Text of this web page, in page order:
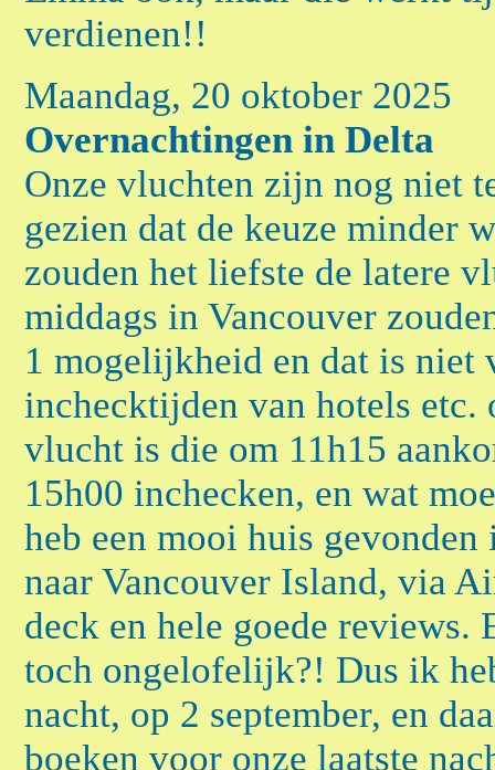
verdienen!!
Maandag, 20 oktober 2025
Overnachtingen in Delta
Onze vluchten zijn nog niet
gezien dat de keuze minder
zouden het liefste de latere
middags in Vancouver
1 mogelijkheid en dat is niet
inchecktijden van hotels etc.
vlucht is die om 11h15
15h00 inchecken, en wat
heb een mooi huis
naar Vancouver Island, via
deck en hele goede reviews.
toch ongelofelijk?! Dus ik
nacht, op 2 september, en
boeken voor onze laatste